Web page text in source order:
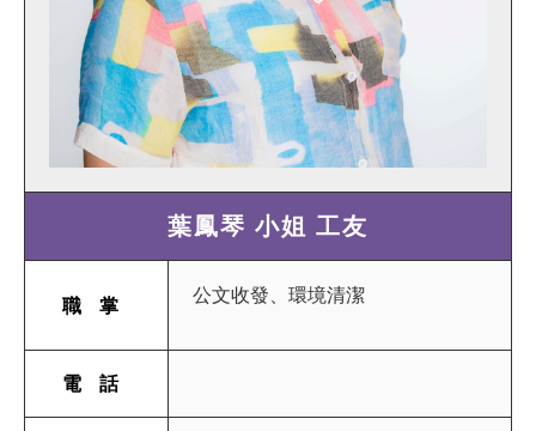
葉鳳琴 小姐 工友
職掌 公文收發、環境清潔
電話